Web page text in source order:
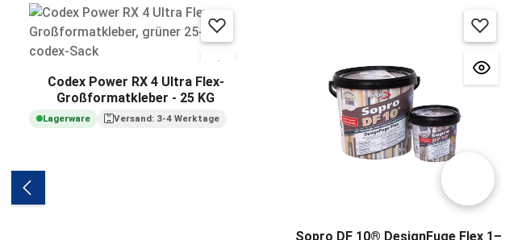
Codex Power RX 4 Ultra Flex-
Großformatkleber - 25 KG
Lagerware Versand: 3-4 Werktage
Sopro DF 10® DesignFuge Flex 1–